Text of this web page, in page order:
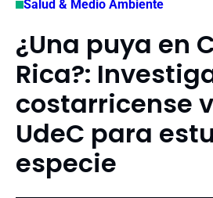
Salud & Medio Ambiente
¿Una puya en
Rica?:
costarricense
UdeC para
especie